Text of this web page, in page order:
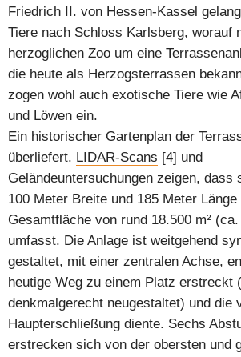
Friedrich II. von Hessen-Kassel
Tiere nach Schloss Karlsberg, worauf
herzoglichen Zoo um eine
die heute als Herzogsterrassen
zogen wohl auch exotische Tiere wie
und Löwen ein.
Ein historischer Gartenplan der
überliefert. LIDAR-Scans [4] und
Geländeuntersuchungen zeigen, dass
100 Meter Breite und 185 Meter
Gesamtfläche von rund 18.500 m²
umfasst. Die Anlage ist weitgehend
gestaltet, mit einer zentralen Achse,
heutige Weg zu einem Platz erstreckt
denkmalgerecht neugestaltet) und die
Haupterschließung diente. Sechs
erstrecken sich von der obersten und